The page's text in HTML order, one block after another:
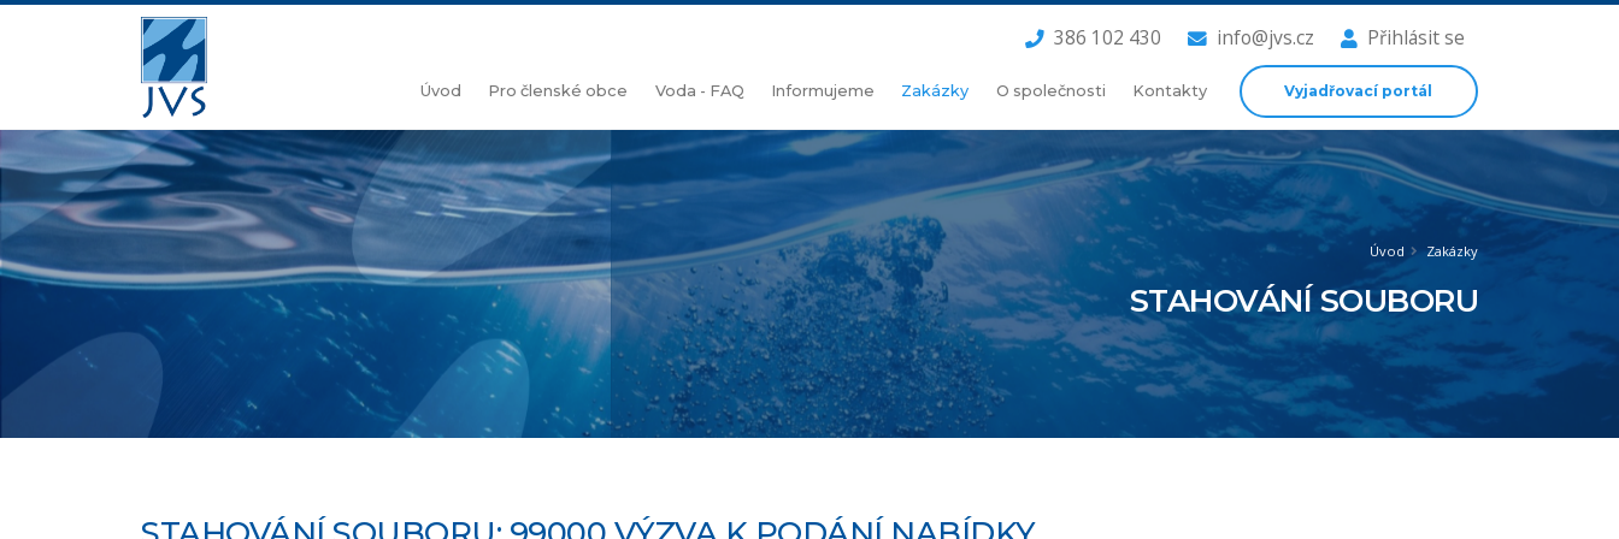
386 102 430 info@jvs.cz Přihlásit se
Úvod Pro členské obce Voda - FAQ Informujeme Zakázky O společnosti Kontakty Vyjadřovací portál
Úvod Zakázky
STAHOVÁNÍ SOUBORU